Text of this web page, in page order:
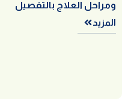
ومراحل العلاج بالتفصيل
المزيد